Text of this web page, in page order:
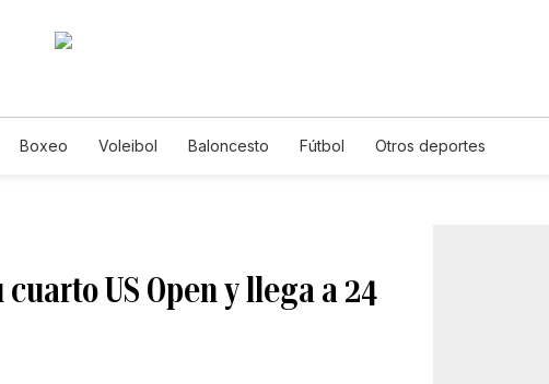
Boxeo Voleibol Baloncesto Fútbol Otros deportes
US Open y llega a 24